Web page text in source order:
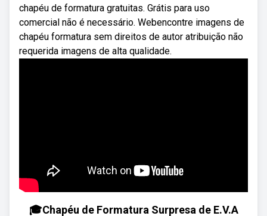
chapéu de formatura gratuitas. Grátis para uso
comercial não é necessário. Webencontre imagens de
chapéu formatura sem direitos de autor atribuição não
requerida imagens de alta qualidade.
🎓Chapéu de Formatura Surpresa de E.V.A